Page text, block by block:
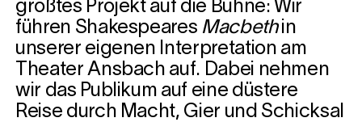
größtes Projekt auf die Bühne: Wir
führen Shakespeares Macbethin
unserer eigenen Interpretation am
Theater Ansbach auf. Dabei nehmen
wir das Publikum auf eine düstere
Reise durch Macht, Gier und Schicksal